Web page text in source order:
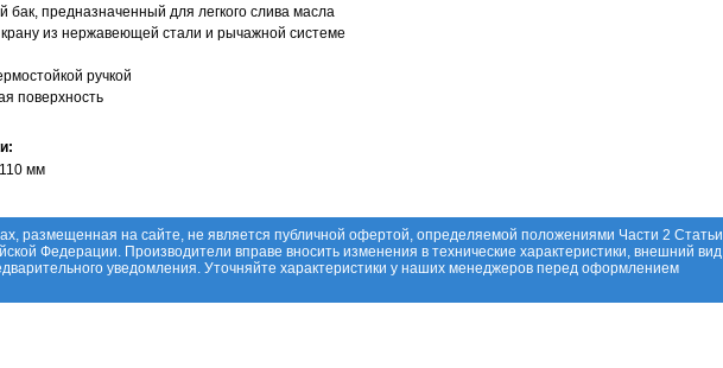
бак, предназначенный для легкого слива масла
из нержавеющей стали и рычажной системе
ручкой
поверхность
мм
размещенная на сайте, не является публичной офертой, определяемой положениями Части 2 Статьи
Федерации. Производители вправе вносить изменения в технические характеристики, внешний вид
уведомления. Уточняйте характеристики у наших менеджеров перед оформлением